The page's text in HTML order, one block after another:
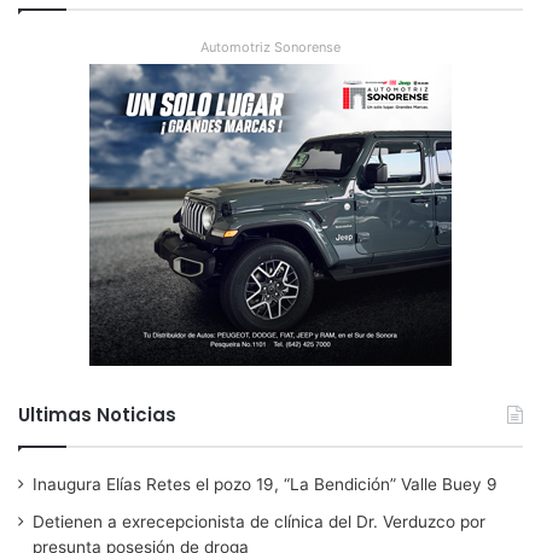
Automotriz Sonorense
Ultimas Noticias
Inaugura Elías Retes el pozo 19, “La Bendición” Valle Buey 9
Detienen a exrecepcionista de clínica del Dr. Verduzco por
presunta posesión de droga